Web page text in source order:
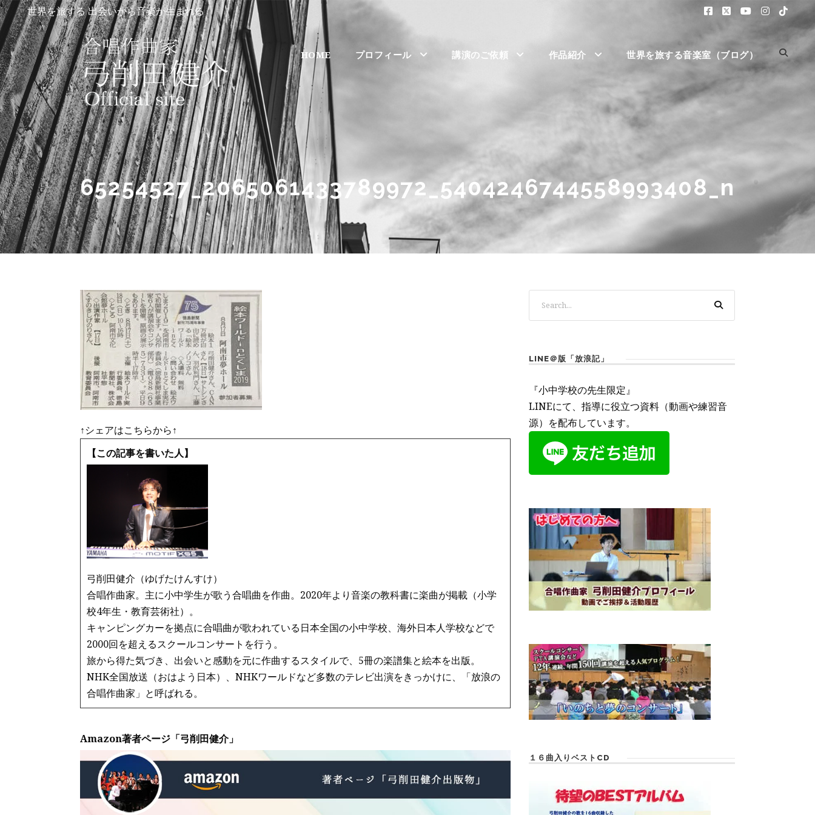
世界を旅する 出会いから音楽が生まれる
HOME プロフィール 講演のご依頼 作品紹介 世界を旅する音楽室（ブログ）
65254527_2065061433789972_5404246744558993408_n
↑シェアはこちらから↑
【この記事を書いた人】
弓削田健介（ゆげたけんすけ）
合唱作曲家。主に小中学生が歌う合唱曲を作曲。2020年より音楽の教科書に楽曲が掲載（小学
校4年生・教育芸術社）。
キャンピングカーを拠点に合唱曲が歌われている日本全国の小中学校、海外日本人学校などで
2000回を超えるスクールコンサートを行う。
旅から得た気づき、出会いと感動を元に作曲するスタイルで、5冊の楽譜集と絵本を出版。
NHK全国放送（おはよう日本）、NHKワールドなど多数のテレビ出演をきっかけに、「放浪の
合唱作曲家」と呼ばれる。
Amazon著者ページ「弓削田健介」
LINE＠版「放浪記」
『小中学校の先生限定』
LINEにて、指導に役立つ資料（動画や練習音
源）を配布しています。
１６曲入りベストCD